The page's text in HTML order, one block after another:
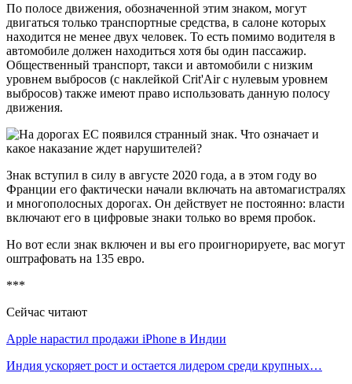
По полосе движения, обозначенной этим знаком, могут
двигаться только транспортные средства, в салоне которых
находится не менее двух человек. То есть помимо водителя в
автомобиле должен находиться хотя бы один пассажир.
Общественный транспорт, такси и автомобили с низким
уровнем выбросов (с наклейкой Crit'Air с нулевым уровнем
выбросов) также имеют право использовать данную полосу
движения.
Знак вступил в силу в августе 2020 года, а в этом году во
Франции его фактически начали включать на автомагистралях
и многополосных дорогах. Он действует не постоянно: власти
включают его в цифровые знаки только во время пробок.
Но вот если знак включен и вы его проигнорируете, вас могут
оштрафовать на 135 евро.
***
Сейчас читают
Apple нарастил продажи iPhone в Индии
Индия ускоряет рост и остается лидером среди крупных…